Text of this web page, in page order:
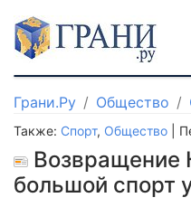
Грани.Ру Общество
Также: Спорт, Общество |
Возвращение
большой спорт